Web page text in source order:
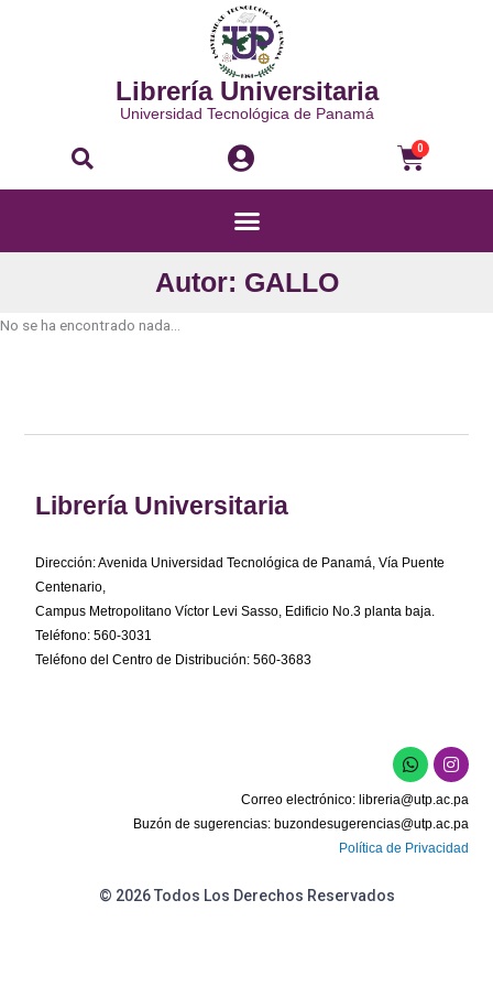
Librería Universitaria
Universidad Tecnológica de Panamá
Buscar 0
Menú
Autor: GALLO
No se ha encontrado nada...
Librería Universitaria
Dirección: Avenida Universidad Tecnológica de Panamá, Vía Puente
Centenario,
Campus Metropolitano Víctor Levi Sasso, Edificio No.3 planta baja.
Teléfono: 560-3031
Teléfono del Centro de Distribución: 560-3683
W
h
a
t
s
a
p
I
n
s
t
a
g
r
Correo electrónico: libreria@utp.ac.pa
Buzón de sugerencias: buzondesugerencias@utp.ac.pa
Política de Privacidad
© 2026 Todos Los Derechos Reservados